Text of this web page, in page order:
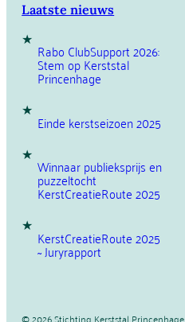
Laatste nieuws
Rabo ClubSupport 2026:
Stem op Kerststal
Princenhage
Einde kerstseizoen 2025
Winnaar publieksprijs en
puzzeltocht
KerstCreatieRoute 2025
KerstCreatieRoute 2025
~ Juryrapport